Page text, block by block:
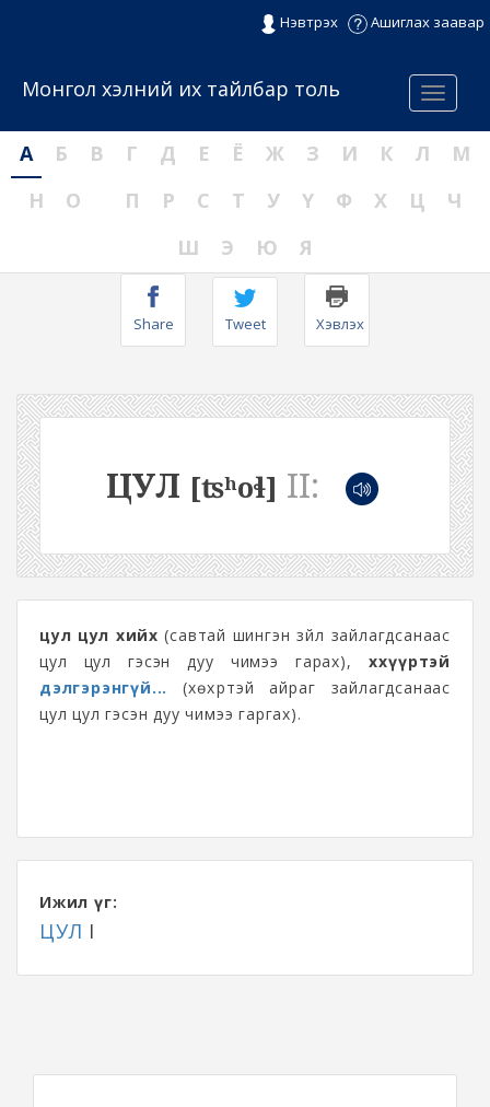
Нэвтрэх Ашиглах заавар
Menu
Монгол хэлний их тайлбар толь
А Б В Г Д Е Ё Ж З И К Л
М
Н
О П Р С Т У Ү Ф Х Ц
Ч
Ш
Э Ю Я
Share Tweet Хэвлэх
ЦУЛ [ʦʰoɬ] II:
цул цул хийх (савтай шингэн зүйл зайлагдсанаас
цул цул гэсэн дуу чимээ гарах), хөхүүртэй
дэлгэрэнгүй...
(хөхүүртэй айраг зайлагдсанаас
цул цул гэсэн дуу чимээ гаргах).
Ижил үг:
ЦУЛ I